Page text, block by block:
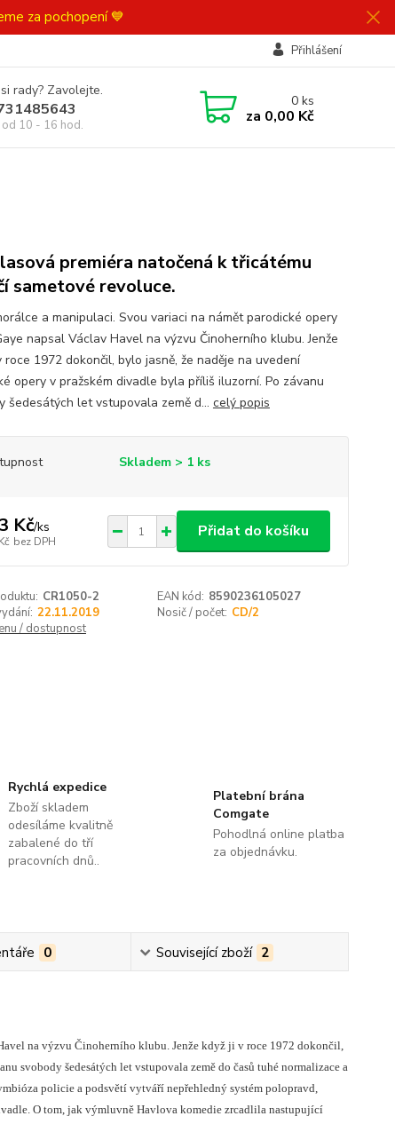
za pochopení 💙
Přihlášení
rady? Zavolejte.
od 10 - 16 hod.
0ks
za 0,00 Kč
premiéra natočená k třicátému
sametové revoluce.
a manipulaci. Svou variaci na námět parodické opery
napsal Václav Havel na výzvu Činoherního klubu. Jenže
roce 1972 dokončil, bylo jasně, že naděje na uvedení
opery v pražském divadle byla příliš iluzorní. Po závanu
šedesátých let vstupovala země d... celý popis
Skladem > 1 ks
Kč/ks
bez DPH
Přidat do košíku
CR1050-2 EAN kód: 8590236105027
22.11.2019 Nosič / počet: CD/2
/ dostupnost
Rychlá expedice
Zboží skladem
odesíláme kvalitně
zabalené do tří
pracovních dnů..
Platební brána
Comgate
Pohodlná online platba
za objednávku.
0 Související zboží 2
na výzvu Činoherního klubu. Jenže když ji v roce 1972 dokončil,
svobody šedesátých let vstupovala země do časů tuhé normalizace a
policie a podsvětí vytváří nepřehledný systém polopravd,
O tom, jak výmluvně Havlova komedie zrcadlila nastupující